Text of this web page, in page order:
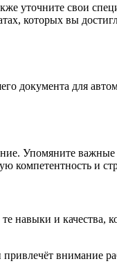
уточните свои
которых вы
документа для
Упомяните важные
компетентность и
навыки и качества,
внимание